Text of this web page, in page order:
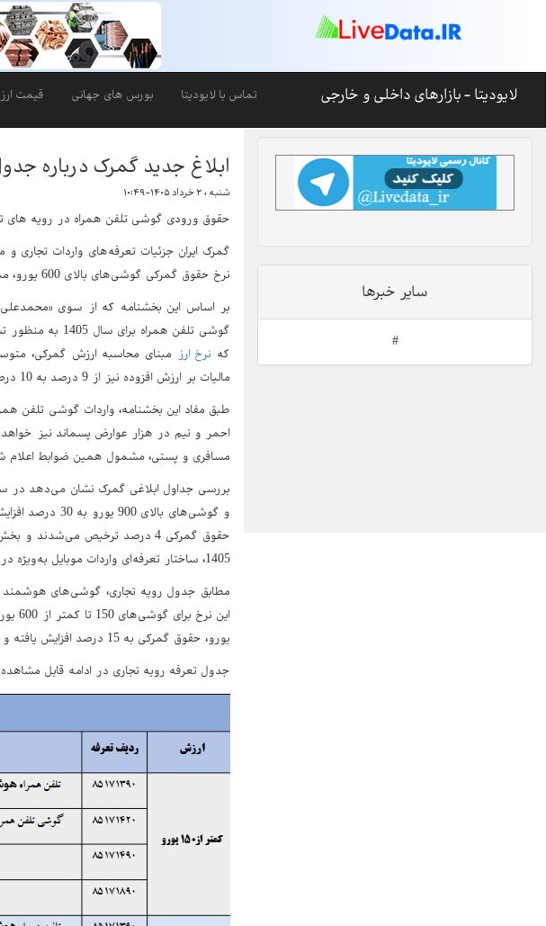
لایودیتا - بازارهای داخلی و خارجی قیمت ارز بورس های جهانی تماس با لایودیتا
ابلاغ جدید گمرک درباره
شنبه ، ۲ خرداد ۱۴۰۵-۱۰:۴۹
حقوق ورودی گوشی تلفن همراه در رویه های
گمرک ایران جزئیات تعرفه‌های واردات تجاری
نرخ حقوق گمرکی گوشی‌های بالای 600 یورو، مبنای محاسبه ارزش گمرکی و نرخ مالیات بر ارزش افزوده را نیز تغییر داده است.
بر اساس این بخشنامه که از سوی «محمدعلی
گوشی تلفن
که نرخ ارز مبنای محاسبه ارزش گمرکی،
مالیات بر ارزش افزوده نیز از 9 درصد به 10 درصد افزایش یافته است.
احمر و نیم در هزار عوارض پسماند نیز
مسافری و پستی، مشمول همین ضوابط اعلام
و گوشی‌های
حقوق گمرکی 4 درصد ترخیص
1405، ساختار تعرفه‌ای واردات موبایل به‌ویژه در بخش گوشی‌های پرچمدار تغییر محسوسی پیدا کرده است.
یورو، حقوق گمرکی به 15 درصد افزایش یافته و برای گوشی‌های بالاتر از 900 یورو نیز نرخ 30 درصدی اعمال می‌شود.
جدول تعرفه رویه تجاری در ادامه قابل
سایر خبرها
#